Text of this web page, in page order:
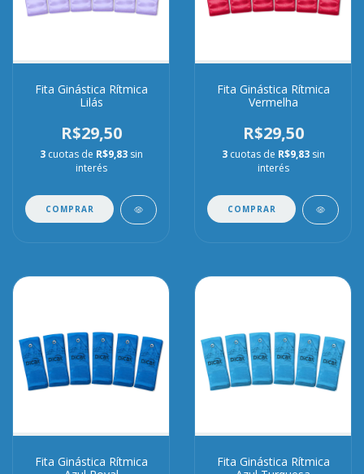
Fita Ginástica Rítmica
Lilás
R$29,50
3 cuotas de R$9,83 sin
interés
COMPRAR
Fita Ginástica Rítmica
Vermelha
R$29,50
3 cuotas de R$9,83 sin
interés
COMPRAR
Fita Ginástica Rítmica
Fita Ginástica Rítmica